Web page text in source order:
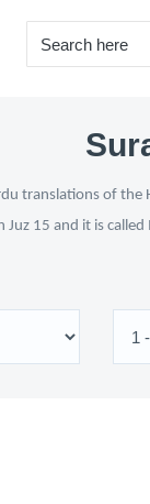
translations of
Juz 15 and it is